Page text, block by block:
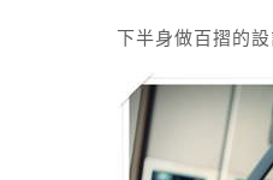
下半身做百摺的